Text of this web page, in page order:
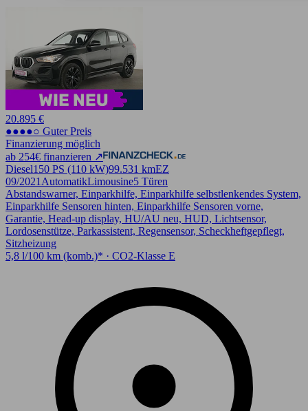
20.895 €
●●●●○ Guter Preis
Finanzierung möglich
ab 254€ finanzieren ↗
Diesel150 PS (110 kW)99.531 kmEZ
09/2021 AutomatikLimousine5 Türen
Abstandswarner, Einparkhilfe, Einparkhilfe selbstlenkendes System,
Einparkhilfe Sensoren hinten, Einparkhilfe Sensoren vorne,
Garantie, Head-up display, HU/AU neu, HUD, Lichtsensor,
Lordosenstütze, Parkassistent, Regensensor, Scheckheftgepflegt,
Sitzheizung
5,8 l/100 km (komb.)* · CO2-Klasse E